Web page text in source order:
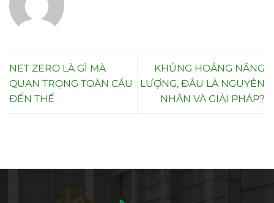
NET ZERO LÀ GÌ MÀ
QUAN TRỌNG TOÀN CẦU
ĐẾN THẾ
KHỦNG HOẢNG NĂNG
LƯỢNG, ĐÂU LÀ NGUYÊN
NHÂN VÀ GIẢI PHÁP?